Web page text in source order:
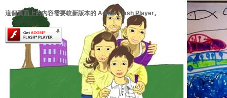
這個頁面上的內容需要較新版本的 Adobe Flash Player。